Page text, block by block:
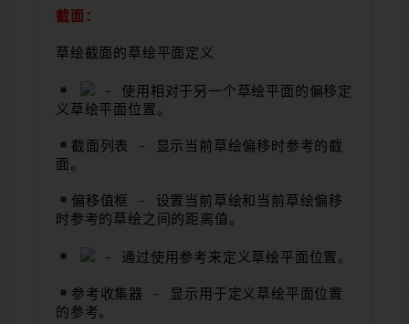
截面：
草绘截面的草绘平面定义
- 使用相对于另一个草绘平面的偏移定
义草绘平面位置。
截面列表 - 显示当前草绘偏移时参考的截
面。
偏移值框 - 设置当前草绘和当前草绘偏移
时参考的草绘之间的距离值。
- 通过使用参考来定义草绘平面位置。
参考收集器 - 显示用于定义草绘平面位置
的参考。